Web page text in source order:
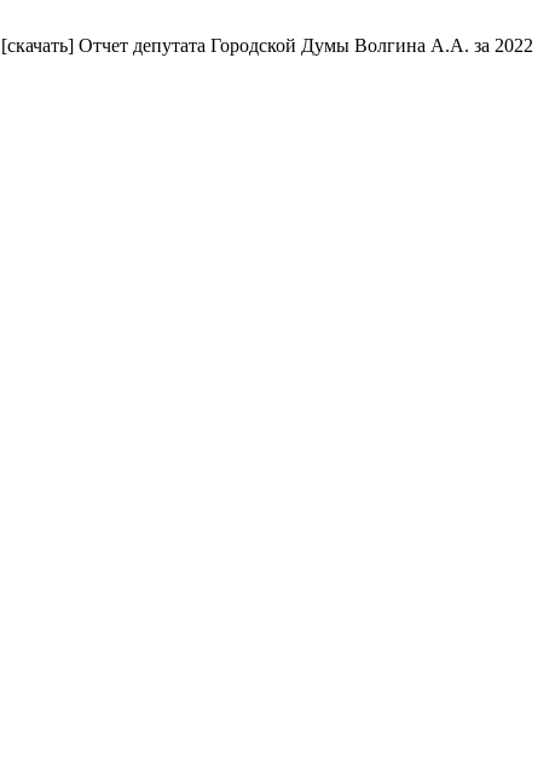
Отчет депутата Городской Думы Волгина А.А. за 2022